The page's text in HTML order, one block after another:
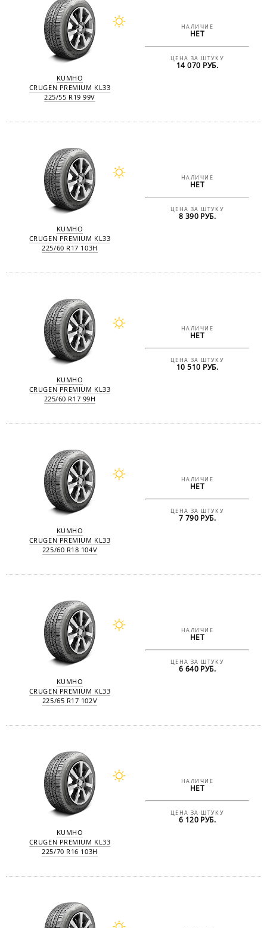
KUMHO
CRUGEN PREMIUM KL33
225/55 R19 99V
НАЛИЧИЕ
НЕТ
ЦЕНА ЗА ШТУКУ
14 070 РУБ.
KUMHO
CRUGEN PREMIUM KL33
225/60 R17 103H
НАЛИЧИЕ
НЕТ
ЦЕНА ЗА ШТУКУ
8 390 РУБ.
KUMHO
CRUGEN PREMIUM KL33
225/60 R17 99H
НАЛИЧИЕ
НЕТ
ЦЕНА ЗА ШТУКУ
10 510 РУБ.
KUMHO
CRUGEN PREMIUM KL33
225/60 R18 104V
НАЛИЧИЕ
НЕТ
ЦЕНА ЗА ШТУКУ
7 790 РУБ.
KUMHO
CRUGEN PREMIUM KL33
225/65 R17 102V
НАЛИЧИЕ
НЕТ
ЦЕНА ЗА ШТУКУ
6 640 РУБ.
KUMHO
CRUGEN PREMIUM KL33
225/70 R16 103H
НАЛИЧИЕ
НЕТ
ЦЕНА ЗА ШТУКУ
6 120 РУБ.